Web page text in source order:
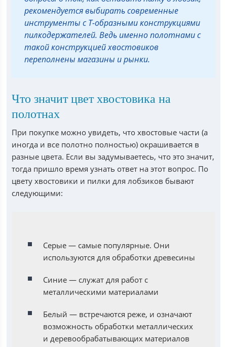
рекомендуется выбирать современные
инструменты с Т-образными конструкциями
пилкодержателей. Ведь именно полотнами с
такой конструкцией хвостовиков
переполнены магазины и рынки.
Что значит цвет хвостовика на
полотнах
При покупке можно увидеть, что хвостовые части (а
иногда и все полотно полностью) окрашивается в
разные цвета. Если вы задумываетесь, что это значит,
тогда пришло время узнать ответ на этот вопрос. По
цвету хвостовики и пилки для лобзиков бывают
следующими:
Серые — самые популярные. Они
используются для обработки древесины
Синие — служат для работ с
металлическими материалами
Белый — встречаются реже, и означают
возможность обработки металлических
и деревообрабатывающих материалов